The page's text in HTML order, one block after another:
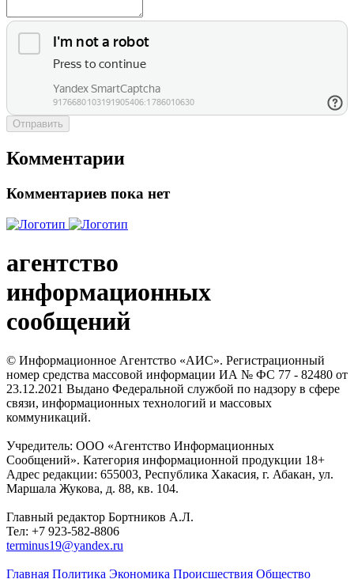
Отправить
Комментарии
Комментариев пока нет
агентство
информационных
сообщений
© Информационное Агентство «АИС». Регистрационный
номер средства массовой информации ИА № ФС 77 - 82480 от
23.12.2021 Выдано Федеральной службой по надзору в сфере
связи, информационных технологий и массовых
коммуникаций.
Учредитель: ООО «Агентство Информационных
Сообщений». Категория информационной продукции 18+
Адрес редакции: 655003, Республика Хакасия, г. Абакан, ул.
Маршала Жукова, д. 88, кв. 104.
Главный редактор Бортников А.Л.
Тел: +7 923-582-8806
terminus19@yandex.ru
Главная Политика Экономика Происшествия Общество